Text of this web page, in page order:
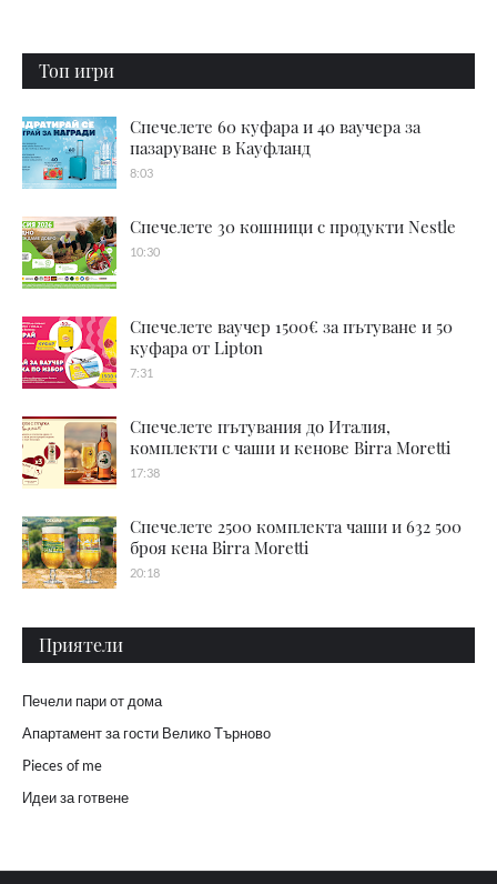
Топ игри
Спечелете 60 куфара и 40 ваучера за
пазаруване в Кауфланд
8:03
Спечелете 30 кошници с продукти Nestle
10:30
Спечелете ваучер 1500€ за пътуване и 50
куфара от Lipton
7:31
Спечелете пътувания до Италия,
комплекти с чаши и кенове Birra Moretti
17:38
Спечелете 2500 комплекта чаши и 632 500
броя кена Birra Moretti
20:18
Приятели
Печели пари от дома
Апартамент за гости Велико Търново
Pieces of me
Идеи за готвене